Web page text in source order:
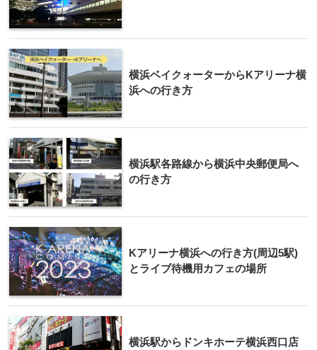
横浜ベイクォーターからKアリーナ横
浜への行き方
横浜駅各路線から横浜中央郵便局へ
の行き方
Kアリーナ横浜への行き方(周辺5駅)
とライブ待機用カフェの場所
横浜駅からドンキホーテ横浜西口店